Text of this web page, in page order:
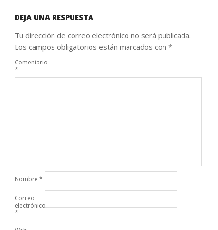
DEJA UNA RESPUESTA
Tu dirección de correo electrónico no será publicada.
Los campos obligatorios están marcados con *
Comentario
*
Nombre *
Correo
electrónico
*